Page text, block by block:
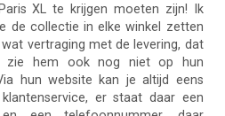
XL te krijgen moeten zijn! Ik
de collectie in elke winkel zetten
vertraging met de levering, dat
zie hem ook nog niet op hun
hun website kan je altijd eens
er staat daar een